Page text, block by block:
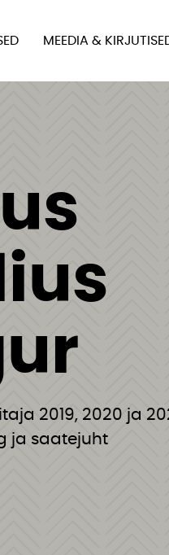
MEEDIA &
2019, 2020 ja
ja saatejuht